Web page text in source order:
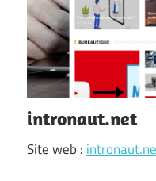
intronaut.net
Site web :